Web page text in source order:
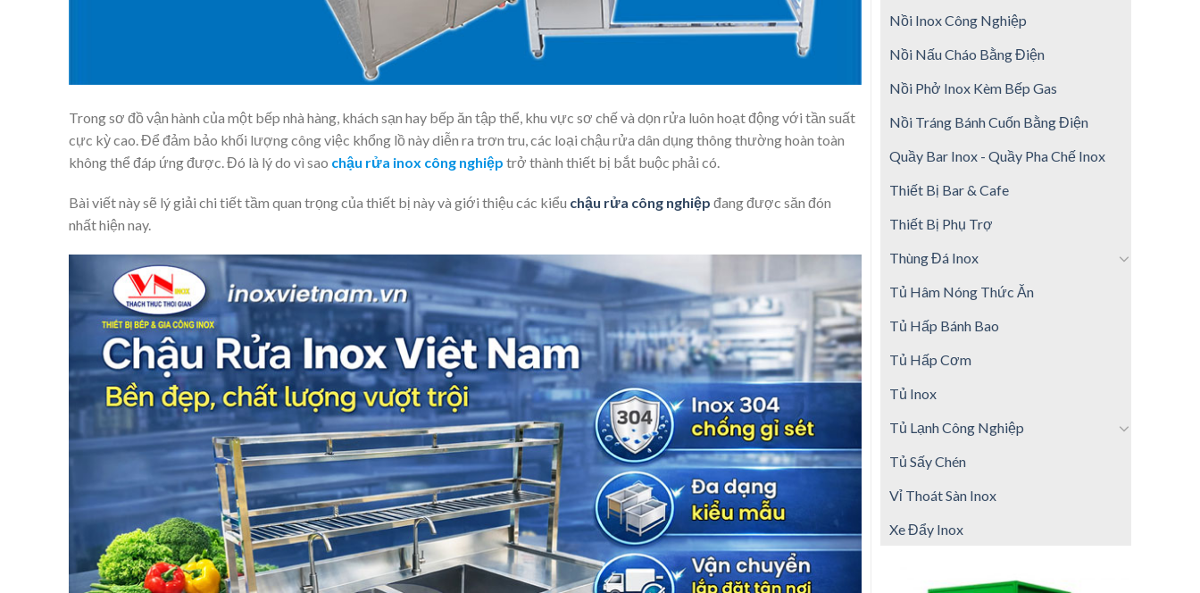
Trong sơ đồ vận hành của một bếp nhà hàng, khách sạn hay bếp ăn tập thể, khu vực sơ chế và dọn rửa luôn hoạt động với tần suất
cực kỳ cao. Để đảm bảo khối lượng công việc khổng lồ này diễn ra trơn tru, các loại chậu rửa dân dụng thông thường hoàn toàn
không thể đáp ứng được. Đó là lý do vì sao chậu rửa inox công nghiệp trở thành thiết bị bắt buộc phải có.
Bài viết này sẽ lý giải chi tiết tầm quan trọng của thiết bị này và giới thiệu các kiểu chậu rửa công nghiệp đang được săn đón
nhất hiện nay.
Nồi Inox Công Nghiệp
Nồi Nấu Cháo Bằng Điện
Nồi Phở Inox Kèm Bếp Gas
Nồi Tráng Bánh Cuốn Bằng Điện
Quầy Bar Inox - Quầy Pha Chế Inox
Thiết Bị Bar & Cafe
Thiết Bị Phụ Trợ
Thùng Đá Inox
Tủ Hâm Nóng Thức Ăn
Tủ Hấp Bánh Bao
Tủ Hấp Cơm
Tủ Inox
Tủ Lạnh Công Nghiệp
Tủ Sấy Chén
Vỉ Thoát Sàn Inox
Xe Đẩy Inox